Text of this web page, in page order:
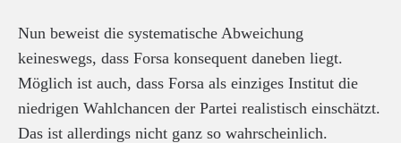
Nun beweist die systematische Abweichung
keineswegs, dass Forsa konsequent daneben liegt.
Möglich ist auch, dass Forsa als einziges Institut die
niedrigen Wahlchancen der Partei realistisch einschätzt.
Das ist allerdings nicht ganz so wahrscheinlich.